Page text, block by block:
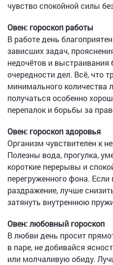
чувство спокойной силы
Овен: гороскоп работы
В работе день
зависших задач,
недочётов и выстраивания
очередности дел. Всё, что
минимального количества
получаться особенно
перепалок и борьбы за
Овен: гороскоп здоровья
Организм чувствителен к
Полезны вода, прогулка,
короткие перерывы и
перегруженного фона. Если
раздражение, лучше
затянуть внутреннюю
Овен: любовный гороскоп
В любви день просит
в паре, не добивайся
или молчаливую обиду.